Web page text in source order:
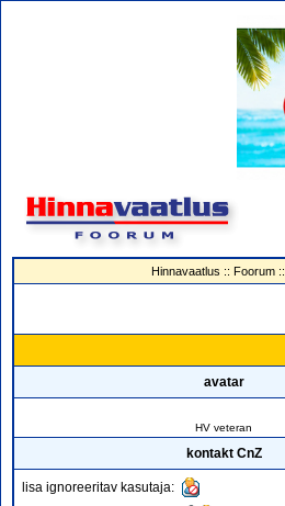
Hinnavaatlus :: Foorum::
avatar
HV veteran
kontakt CnZ
lisa ignoreeritav kasutaja: